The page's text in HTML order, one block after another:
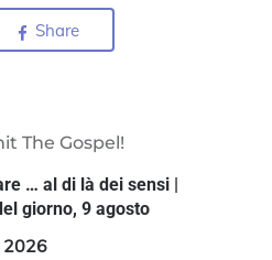
Share
The Gospel!
… al di là dei sensi |
giorno, 9 agosto
2026